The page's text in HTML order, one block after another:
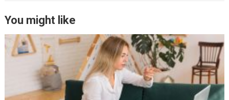
You might like